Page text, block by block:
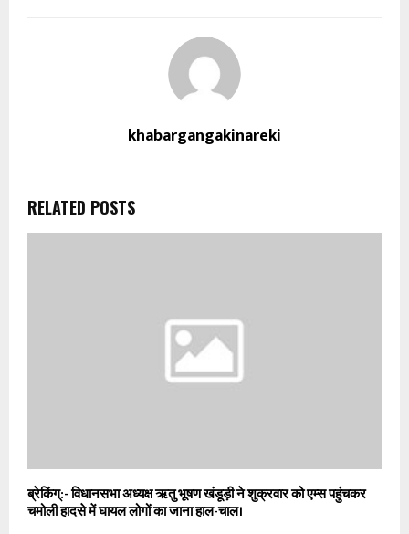
khabargangakinareki
RELATED POSTS
ब्रेकिंग्:- विधानसभा अध्यक्ष ऋतु भूषण खंडूड़ी ने शुक्रवार को एम्स पहुंचकर
चमोली हादसे में घायल लोगों का जाना हाल-चाल।